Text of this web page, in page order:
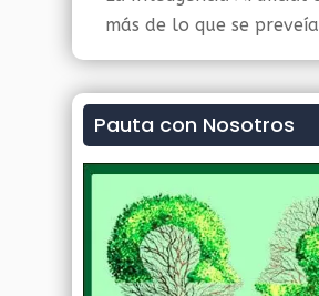
más de lo que se preveía
Pauta con Nosotros